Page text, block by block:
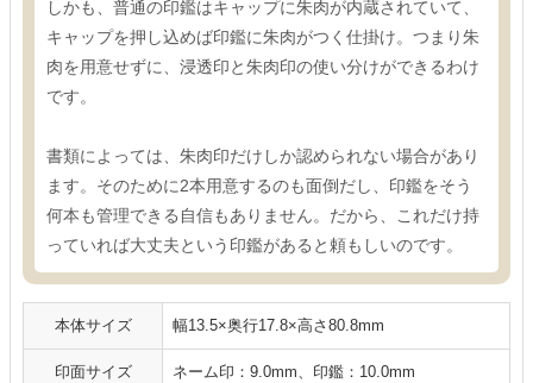
しかも、普通の印鑑はキャップに朱肉が内蔵されていて、
キャップを押し込めば印鑑に朱肉がつく仕掛け。つまり朱
肉を用意せずに、浸透印と朱肉印の使い分けができるわけ
です。
書類によっては、朱肉印だけしか認められない場合があり
ます。そのために2本用意するのも面倒だし、印鑑をそう
何本も管理できる自信もありません。だから、これだけ持
っていれば大丈夫という印鑑があると頼もしいのです。
本体サイズ 幅13.5×奥行17.8×高さ80.8mm
印面サイズ ネーム印：9.0mm、印鑑：10.0mm